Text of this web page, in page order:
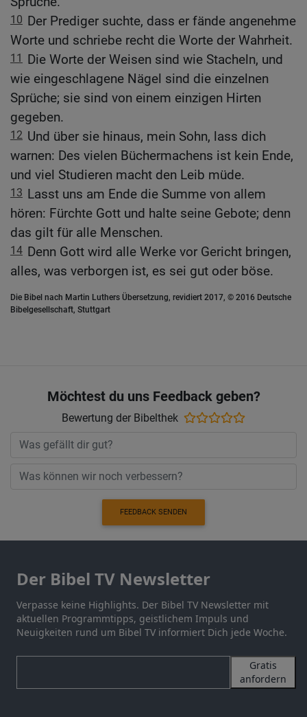
10 Der Prediger suchte, dass er fände angenehme
Worte und schriebe recht die Worte der Wahrheit.
11
Die Worte der Weisen sind wie Stacheln, und
wie eingeschlagene Nägel sind die einzelnen
Sprüche; sie sind von einem einzigen Hirten
gegeben.
12 Und über sie hinaus, mein Sohn, lass dich
warnen: Des vielen Büchermachens ist kein Ende,
und viel Studieren macht den Leib müde.
13 Lasst uns am Ende die Summe von allem
hören: Fürchte Gott und halte seine Gebote; denn
das gilt für alle Menschen.
14 Denn Gott wird alle Werke vor Gericht bringen,
alles, was verborgen ist, es sei gut oder böse.
Die Bibel nach Martin Luthers Übersetzung, revidiert 2017, © 2016 Deutsche
Bibelgesellschaft, Stuttgart
Möchtest du uns Feedback geben?
Bewertung der Bibelthek
FEEDBACK SENDEN
Der Bibel TV Newsletter
Verpasse keine Highlights. Der Bibel TV Newsletter mit
aktuellen Programmtipps, geistlichem Impuls und
Neuigkeiten rund um Bibel TV informiert Dich jede Woche.
Gratis
anfordern